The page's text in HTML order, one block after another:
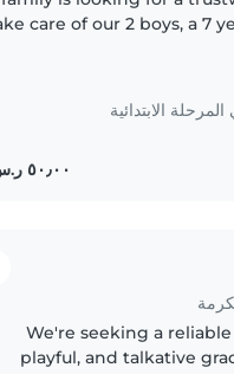
care of our 2 boys, a 7
الابتدائية
We're seeking a
playful, and talkative